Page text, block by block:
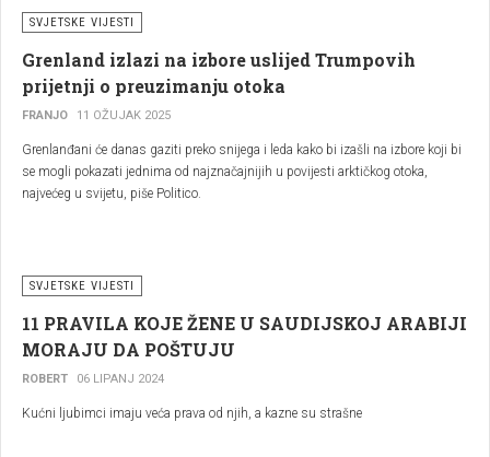
SVJETSKE VIJESTI
Grenland izlazi na izbore uslijed Trumpovih
prijetnji o preuzimanju otoka
FRANJO 11 OŽUJAK 2025
Grenlanđani će danas gaziti preko snijega i leda kako bi izašli na izbore koji bi
se mogli pokazati jednima od najznačajnijih u povijesti arktičkog otoka,
najvećeg u svijetu, piše Politico.
SVJETSKE VIJESTI
11 PRAVILA KOJE ŽENE U SAUDIJSKOJ ARABIJI
MORAJU DA POŠTUJU
ROBERT 06 LIPANJ 2024
Kućni ljubimci imaju veća prava od njih, a kazne su strašne